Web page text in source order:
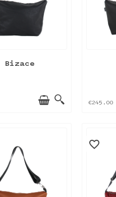
Bizace
€245.00
favorite_border